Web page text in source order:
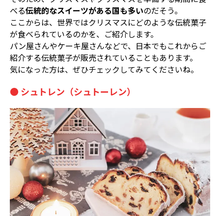
べる伝統的なスイーツがある国も多いのだそう。
ここからは、世界ではクリスマスにどのような伝統菓子
が食べられているのかを、ご紹介します。
パン屋さんやケーキ屋さんなどで、日本でもこれからご
紹介する伝統菓子が販売されていることもあります。
気になった方は、ぜひチェックしてみてくださいね。
● シュトレン（シュトーレン）